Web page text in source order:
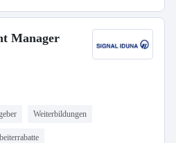
Manager
Weiterbildungen